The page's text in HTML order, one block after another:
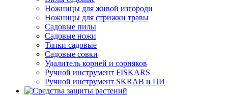
Ножницы для живой изгороди
Ножницы для стрижки травы
Садовые пилы
Садовые ножи
Тяпки садовые
Садовые совки
Удалитель корней и сорняков
Ручной инструмент FISKARS
Ручной инструмент SKRAB и ЦИ